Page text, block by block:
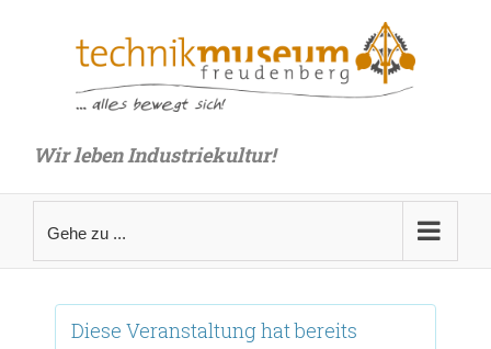
Wir leben Industriekultur!
Gehe zu ...
Diese Veranstaltung hat bereits